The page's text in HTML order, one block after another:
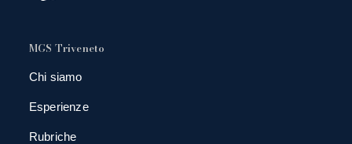
MGS Triveneto
Chi siamo
Esperienze
Rubriche